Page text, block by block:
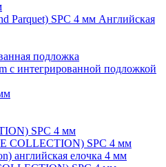
Parquet) SPC 4 мм Английская
подложка
с интегрированной подложкой
SPC 4 мм
COLLECTION) SPC 4 мм
английская елочка 4 мм